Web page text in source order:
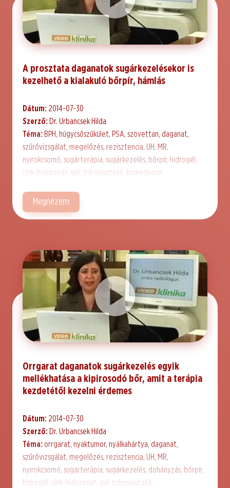
A prosztata daganatok sugárkezelésekor is
kezelhető a kialakuló bőrpír, hámlás
Dátum: 2014-07-30
Szerző: Dr. Urbancsek Hilda
Téma: BPH, húgycsőszűkület, PSA, szövettan, daganat,
szűrővizsgálat, megelőzés, rezisztencia, UH, MR,
nyirokcsomó, sugárterápia, sugárkezelés, bőrpír, hidrogél,
cink-hialuronát, gél, bőrnyugtató, kismedence
Megnézem
Orrgarat daganatok sugárkezelés egyik
mellékhatása a kipirosodó bőr, amit a terápia
kezdetétől kezelni érdemes
Dátum: 2014-07-30
Szerző: Dr. Urbancsek Hilda
Téma: orrgarat, nyaktumor, nyálkahártya, daganat,
szűrővizsgálat, megelőzés, rezisztencia, UH, MR,
nyirokcsomó, sugárterápia, sugárkezelés, dohányzás, bőrpír,
hidrogél, cink-hialuronát, gél, bőrnyugtató